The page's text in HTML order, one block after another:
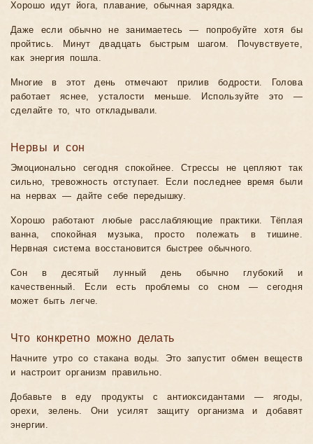
Хорошо идут йога, плавание, обычная зарядка.
Даже если обычно не занимаетесь — попробуйте хотя бы
пройтись. Минут двадцать быстрым шагом. Почувствуете,
как энергия пошла.
Многие в этот день отмечают прилив бодрости. Голова
работает яснее, усталости меньше. Используйте это —
сделайте то, что откладывали.
Нервы и сон
Эмоционально сегодня спокойнее. Стрессы не цепляют так
сильно, тревожность отступает. Если последнее время были
на нервах — дайте себе передышку.
Хорошо работают любые расслабляющие практики. Тёплая
ванна, спокойная музыка, просто полежать в тишине.
Нервная система восстановится быстрее обычного.
Сон в десятый лунный день обычно глубокий и
качественный. Если есть проблемы со сном — сегодня
может быть легче.
Что конкретно можно делать
Начните утро со стакана воды. Это запустит обмен веществ
и настроит организм правильно.
Добавьте в еду продукты с антиоксидантами — ягоды,
орехи, зелень. Они усилят защиту организма и добавят
энергии.